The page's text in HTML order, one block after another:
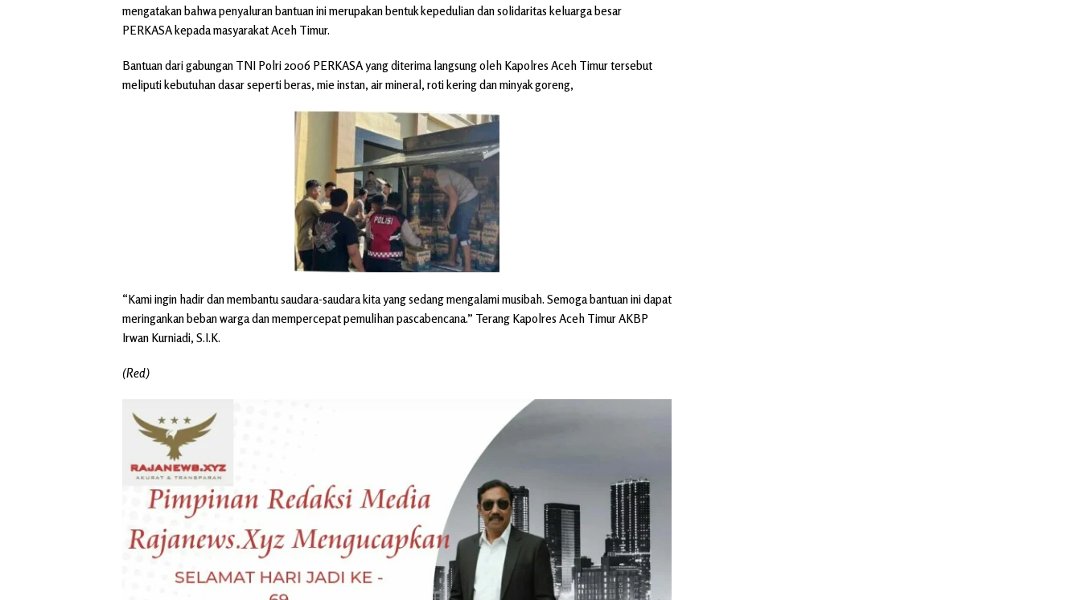
mengatakan bahwa penyaluran bantuan ini merupakan bentuk kepedulian dan solidaritas keluarga besar
PERKASA kepada masyarakat Aceh Timur.
Bantuan dari gabungan TNI Polri 2006 PERKASA yang diterima langsung oleh Kapolres Aceh Timur tersebut
meliputi kebutuhan dasar seperti beras, mie instan, air mineral, roti kering dan minyak goreng,
“Kami ingin hadir dan membantu saudara-saudara kita yang sedang mengalami musibah. Semoga bantuan ini dapat
meringankan beban warga dan mempercepat pemulihan pascabencana.” Terang Kapolres Aceh Timur AKBP
Irwan Kurniadi, S.I.K.
(Red)